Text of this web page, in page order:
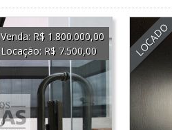
Venda: R$ 1.800.000,00
Locação: R$ 7.500,00 LOCADO